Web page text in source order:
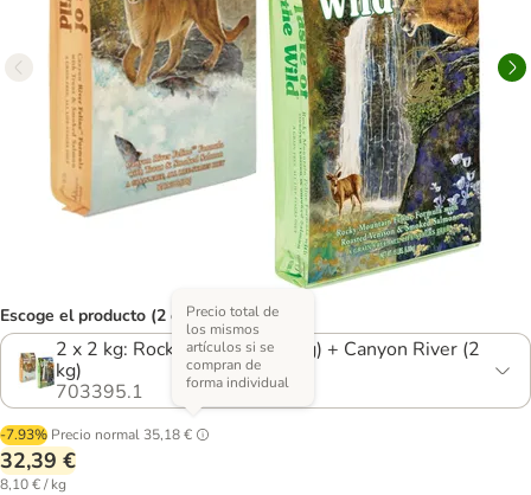
Escoge el producto (2 opciones)
2 x 2 kg: Rocky Mountain (2 kg) + Canyon River (2
kg)
703395.1
-7.93% Precio normal 35,18 €
Precio total de
los mismos
artículos si se
compran de
forma individual
32,39 €
8,10 € / kg